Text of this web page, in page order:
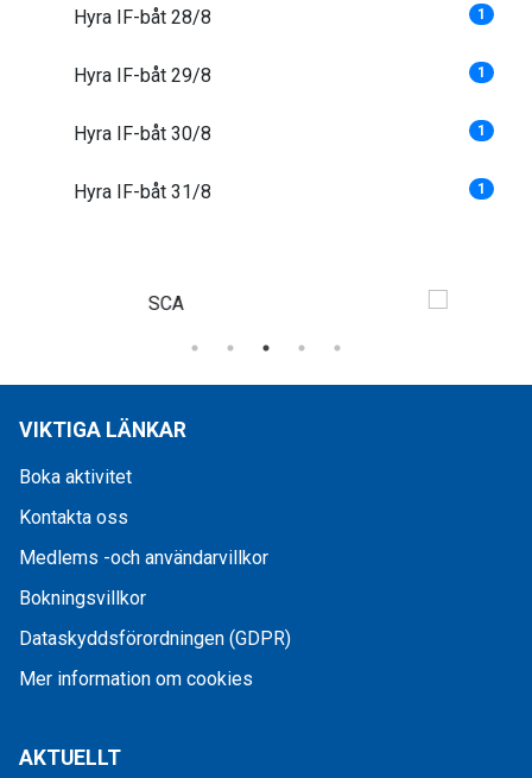
Hyra IF-båt 28/8 1
Hyra IF-båt 29/8 1
Hyra IF-båt 30/8 1
Hyra IF-båt 31/8 1
VIKTIGA LÄNKAR
Boka aktivitet
Kontakta oss
Medlems -och användarvillkor
Bokningsvillkor
Dataskyddsförordningen (GDPR)
Mer information om cookies
AKTUELLT